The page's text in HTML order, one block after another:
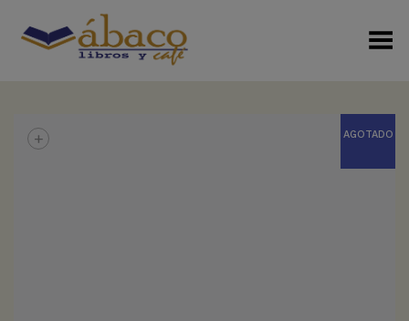
Menú Alterno
AGOTADO
+